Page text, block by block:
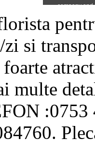
zi si
multe